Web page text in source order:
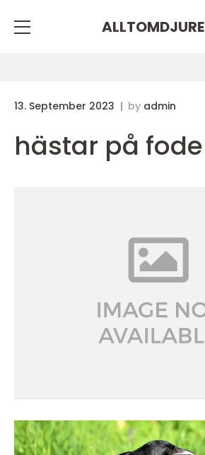
13. September 2023 by admin
hästar på